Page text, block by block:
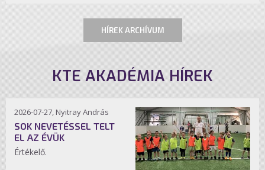
HÍREK ARCHÍVUM
KTE AKADÉMIA HÍREK
2026-07-27, Nyitray András
SOK NEVETÉSSEL TELT
EL AZ ÉVÜK
Értékelő.